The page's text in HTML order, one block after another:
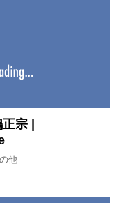
宗 |
の他